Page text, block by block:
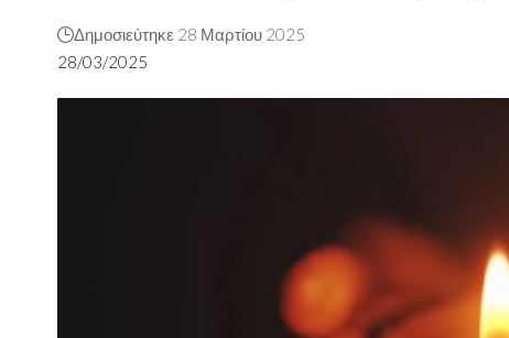
28/03/2025
Δημοσιεύτηκε 28 Μαρτίου 2025